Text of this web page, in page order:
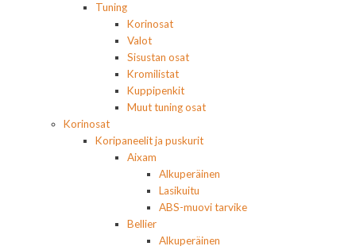
Tuning
Korinosat
Valot
Sisustan osat
Kromilistat
Kuppipenkit
Muut tuning osat
Korinosat
Koripaneelit ja puskurit
Aixam
Alkuperäinen
Lasikuitu
ABS-muovi tarvike
Bellier
Alkuperäinen